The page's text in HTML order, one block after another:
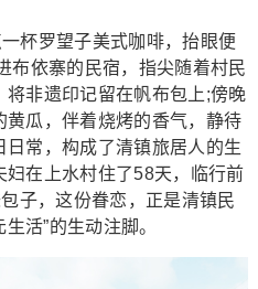
罗望子美式咖啡，抬眼便
布依寨的民宿，指尖随着村民
非遗印记留在帆布包上;傍晚
黄瓜，伴着烧烤的香气，静待
常，构成了清镇旅居人的生
在上水村住了58天，临行前
子，这份眷恋，正是清镇民
活”的生动注脚。